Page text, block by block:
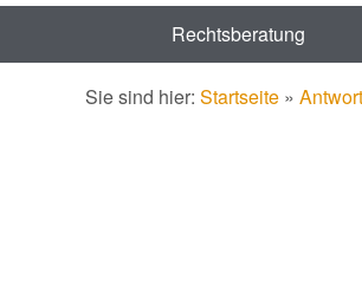
Rechtsberatung
Sie sind hier: Startseite »